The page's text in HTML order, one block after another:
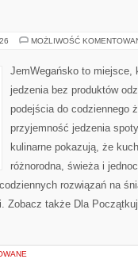
MOŻLIWOŚĆ
JemWegańsko to miejsce,
jedzenia bez produktów
podejścia do codziennego
przyjemność jedzenia
kulinarne pokazują, że
różnorodna, świeża i
rozwiązań na
Zobacz także Dla